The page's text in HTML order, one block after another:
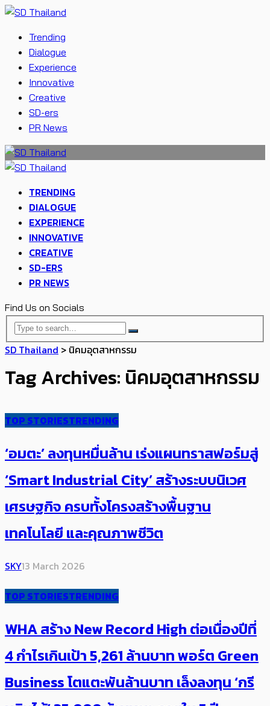
Trending
Dialogue
Experience
Innovative
Creative
SD-ers
PR News
TRENDING
DIALOGUE
EXPERIENCE
INNOVATIVE
CREATIVE
SD-ERS
PR NEWS
Find Us on Socials
SD Thailand > นิคมอุตสาหกรรม
Tag Archives: นิคมอุตสาหกรรม
TOP STORIESTRENDING
‘อมตะ’ ลงทุนหมื่นล้าน เร่งแผนทราสฟอร์มสู่
‘Smart Industrial City’ สร้างระบบนิเวศ
เศรษฐกิจ ครบทั้งโครงสร้างพื้นฐาน
เทคโนโลยี และคุณภาพชีวิต
SKY13 March 2026
TOP STORIESTRENDING
WHA สร้าง New Record High ต่อเนื่องปีที่
4 กำไรเกินเป้า 5,261 ล้านบาท ​พอร์ต Green
Business โตแตะพันล้านบาท ​เล็งลงทุน ‘กรี